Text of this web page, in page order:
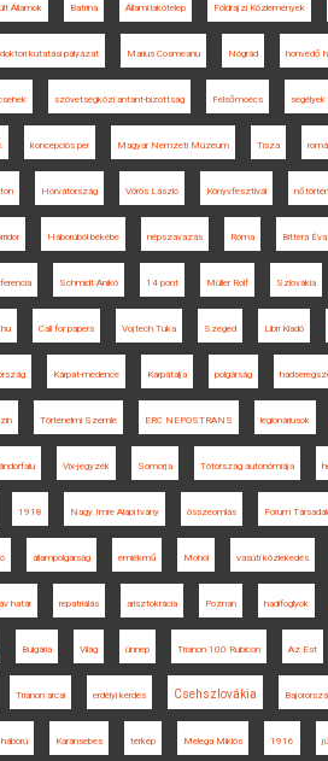
Államok Batrina Állami lakótelep Földrajzi Közlemények
kutatási pályázat Marius Cosmeanu Nógrád honvédő
szövetségközi antant-bizottság Felsőmoécs segélyek
koncepciós per Magyar Nemzeti Múzeum Tisza
Horvátország Vörös László Könyvfesztivál
Háborúból békébe népszavazás Róma Bittera Éva
Schmidt Anikó 14 pont Müller Rolf Szlovákia
Call for papers Vojtech Tuka Szeged Libri Kiadó
Kárpát-medence Kárpátalja polgárság
Történelmi Szemle ERC NEPOSTRANS legionáriusok
Vix-jegyzék Somorja Tótország autonómiája
1918 Nagy Imre Alapítvány összeomlás Fórum
állampolgárság emlékmű Mohol vasúti közlekedés
határ repatriálás arisztokrácia Poznan hadifoglyok
Bulgária Világ ünnep Trianon 100 Rubicon Az Est
Trianon arcai erdélyi kérdés Csehszlovákia
Karánsebes térkép Melega Miklós 1916